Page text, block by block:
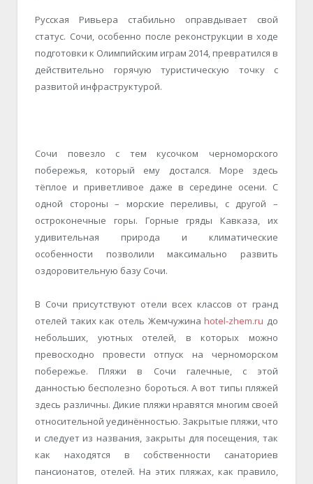
Русская Ривьера стабильно оправдывает свой
статус. Сочи, особенно после реконструкции в ходе
подготовки к Олимпийским играм 2014, превратился в
действительно горячую туристическую точку с
развитой инфраструктурой.
Сочи повезло с тем кусочком черноморского
побережья, который ему достался. Море здесь
тёплое и приветливое даже в середине осени. С
одной стороны – морские переливы, с другой –
остроконечные горы. Горные гряды Кавказа, их
удивительная природа и климатические
особенности позволили максимально развить
оздоровительную базу Сочи.
В Сочи присутствуют отели всех классов от гранд
отелей таких как отель Жемчужинаhotel-zhem.ru до
небольших, уютных отелей, в которых можно
превосходно провести отпуск на черноморском
побережье. Пляжи в Сочи галечные, с этой
данностью бесполезно бороться. А вот типы пляжей
здесь различны. Дикие пляжи нравятся многим своей
относительной уединённостью. Закрытые пляжи, что
и следует из названия, закрыты для посещения, так
как находятся в собственности санаториев
пансионатов, отелей. На этих пляжах, как правило,